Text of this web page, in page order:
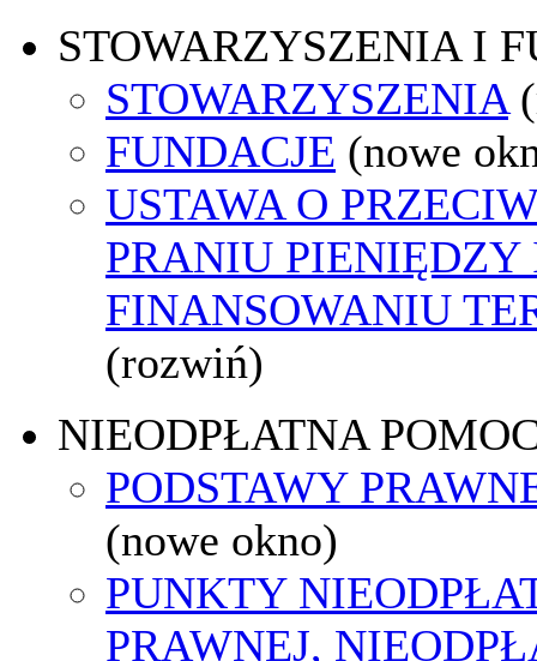
STOWARZYSZENIA I
STOWARZYSZENIA
FUNDACJE (nowe
USTAWA O
PRANIU PIENIĘDZY
FINANSOWANIU
(rozwiń)
NIEODPŁATNA
PODSTAWY
(nowe okno)
PUNKTY
PRAWNEJ,